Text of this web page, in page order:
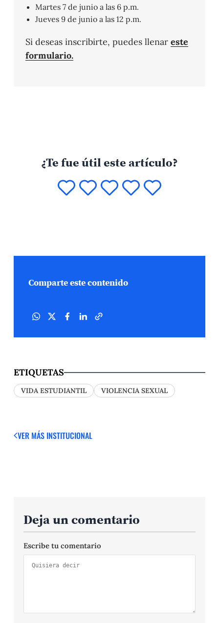
Martes 7 de junio a las 6 p.m.
Jueves 9 de junio a las 12 p.m.
Si deseas inscribirte, puedes llenar este
formulario.
¿Te fue útil este artículo?
Comparte este contenido
ETIQUETAS
VIDA ESTUDIANTIL VIOLENCIA SEXUAL
VER MÁS INSTITUCIONAL
Deja un comentario
Escribe tu comentario